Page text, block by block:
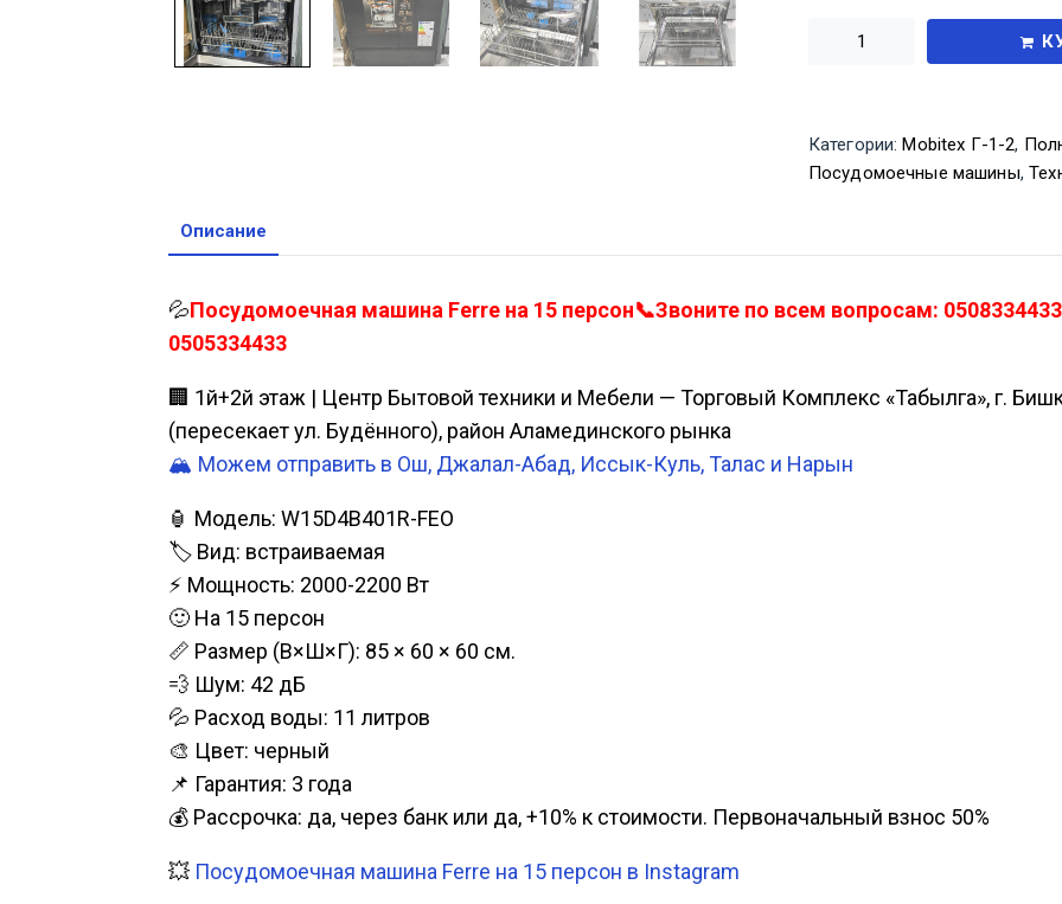
Категории: Mobitex Г-1-2,
Посудомоечные машины,
Описание
💦Посудомоечная машина Ferre на 15 персон📞Звоните по всем вопросам:
0505334433
🏢 1й+2й этаж | Центр Бытовой техники и Мебели — Торговый Комплекс «Табылга», г.
(пересекает ул. Будённого), район Аламединского рынка
🏔️ Можем отправить в Ош, Джалал-Абад, Иссык-Куль, Талас и Нарын
🏮 Модель: W15D4B401R-FEO
🏷️ Вид: встраиваемая
⚡ Мощность: 2000-2200 Вт
🙂 На 15 персон
📏 Размер (В×Ш×Г): 85 × 60 × 60 см.
💨 Шум: 42 дБ
💦 Расход воды: 11 литров
🎨 Цвет: черный
📌 Гарантия: 3 года
💰 Рассрочка: да, через банк или да, +10% к стоимости. Первоначальный взнос 50%
💥 Посудомоечная машина Ferre на 15 персон в Instagram